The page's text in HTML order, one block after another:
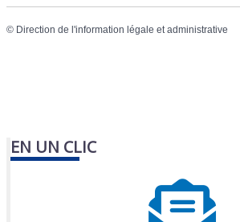
© Direction de l'information légale et administrative
EN UN CLIC